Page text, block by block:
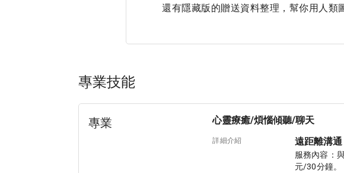
還有隱藏版的贈送資料整理，幫你用人類
專業技能
專業 心靈療癒/煩惱傾聽/聊天
詳細介紹 遠距離溝通
服務內容：
元/30分鐘。